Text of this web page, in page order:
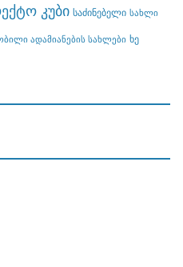
კუბი საძინებელი სახლი
ადამიანების სახლები ხე